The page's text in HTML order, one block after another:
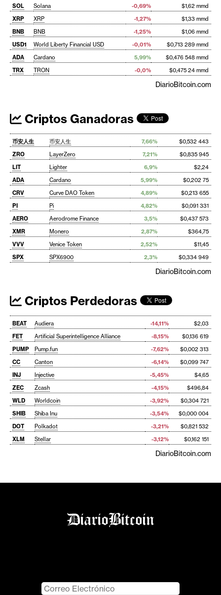
SOL Solana -0,69%
$1,62 mmd
XRP
XRP -1,27%
$1,33 mmd
BNB
BNB -1,25%
$1,06 mmd
USD1
World Liberty Financial USD -0,01%
$0,713 289 mmd
ADA
Cardano 5,99%
$0,476 548 mmd
TRX
TRON -0,0% $0,475 24 mmd
DiarioBitcoin.com
Criptos Ganadoras
币安人生 币安人生 7,66%
$0,532 443
ZRO
LayerZero 7,21%
$0,835 945
LIT
Lighter 6,9%
$2,24
ADA
Cardano 5,99%
$0,202 75
CRV
Curve DAO Token 4,89%
$0,213 655
PI
Pi 4,82%
$0,091 331
AERO
Aerodrome Finance 3,5%
$0,437 573
XMR
Monero 2,87%
$364,75
VVV
Venice Token 2,52%
$11,45
SPX
SPX6900 2,3% $0,334 949
DiarioBitcoin.com
Criptos Perdedoras
BEAT Audiera -14,11%
$2,03
FET
Artificial Superintelligence Alliance -8,15%
$0,136 619
PUMP
Pump.fun -7,62%
$0,002 313
CC
Canton -6,14%
$0,099 747
INJ
Injective -5,45%
$4,65
ZEC
Zcash -4,15%
$496,84
WLD
Worldcoin -3,92%
$0,304 721
SHIB
Shiba Inu -3,54%
$0,000 004
DOT
Polkadot -3,21%
$0,821 532
XLM
Stellar -3,12% $0,162 151
DiarioBitcoin.com